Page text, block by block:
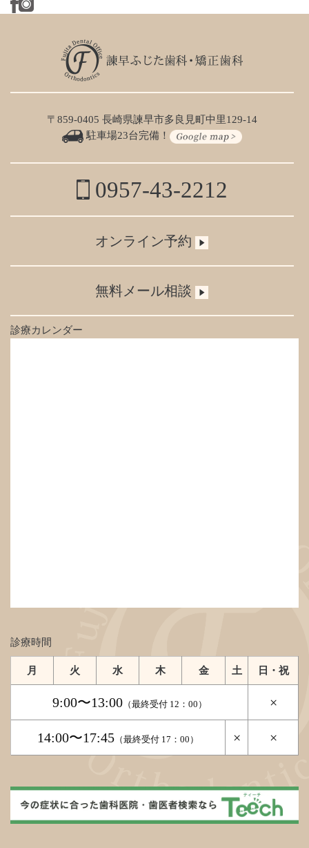
〒859-0405 長崎県諫早市多良見町中里129-14
駐車場23台完備！
0957-43-2212
オンライン予約
無料メール相談
診療カレンダー
診療時間
月 火 水 木 金 土 日・祝
9:00〜13:00（最終受付 12：00） ×
14:00〜17:45 （最終受付 17：00） × ×